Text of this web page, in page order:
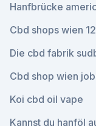
Hanfbrücke
Cbd shops wien
Die cbd fabrik
Cbd shop wien
Koi cbd oil vape
Kannst du hanföl